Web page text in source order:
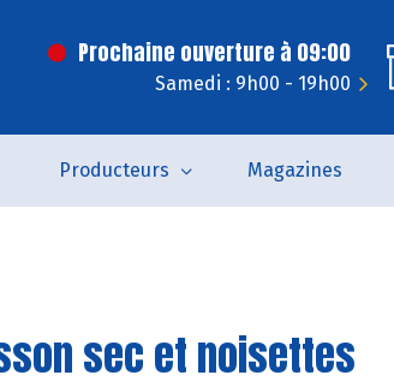
Prochaine ouverture à 09:00
Samedi : 9h00 - 19h00
Producteurs Magazines
sec et noisettes